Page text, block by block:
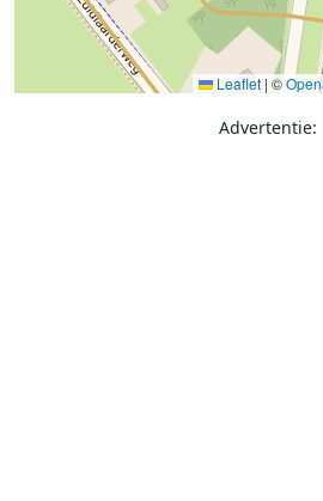
Leaflet | ©
Advertentie: